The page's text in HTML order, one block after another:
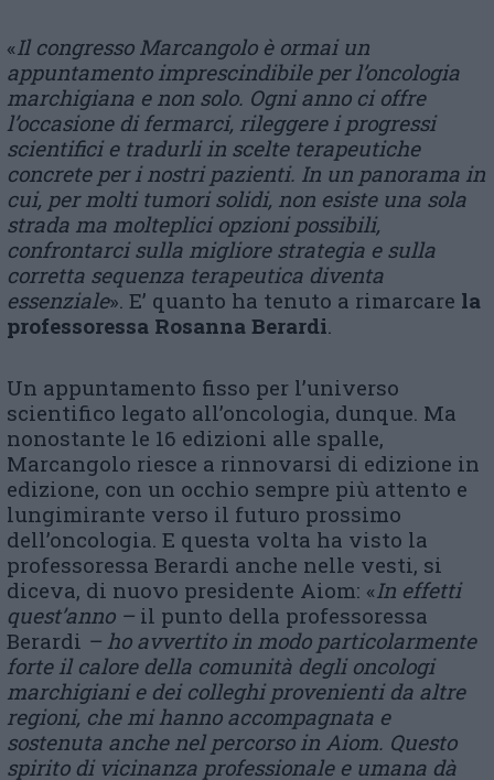
«Il congresso Marcangolo è ormai un
appuntamento imprescindibile per l’oncologia
marchigiana e non solo. Ogni anno ci offre
l’occasione di fermarci, rileggere i progressi
scientifici e tradurli in scelte terapeutiche
concrete per i nostri pazienti. In un panorama in
cui, per molti tumori solidi, non esiste una sola
strada ma molteplici opzioni possibili,
confrontarci sulla migliore strategia e sulla
corretta sequenza terapeutica diventa
essenziale». E’ quanto ha tenuto a rimarcare la
professoressa Rosanna Berardi.
Un appuntamento fisso per l’universo
scientifico legato all’oncologia, dunque. Ma
nonostante le 16 edizioni alle spalle,
Marcangolo riesce a rinnovarsi di edizione in
edizione, con un occhio sempre più attento e
lungimirante verso il futuro prossimo
dell’oncologia. E questa volta ha visto la
professoressa Berardi anche nelle vesti, si
diceva, di nuovo presidente Aiom: «In effetti
quest’anno – il punto della professoressa
Berardi – ho avvertito in modo particolarmente
forte il calore della comunità degli oncologi
marchigiani e dei colleghi provenienti da altre
regioni, che mi hanno accompagnata e
sostenuta anche nel percorso in Aiom. Questo
spirito di vicinanza professionale e umana dà